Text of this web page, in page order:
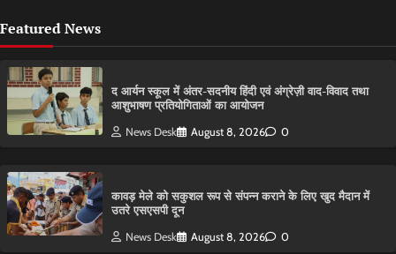
Featured News
द आर्यन स्कूल में अंतर-सदनीय हिंदी एवं अंग्रेज़ी वाद-विवाद तथा
आशुभाषण प्रतियोगिताओं का आयोजन
News Desk August 8, 2026 0
कावड़ मेले को सकुशल रूप से संपन्न कराने के लिए खुद मैदान में
उतरे एसएसपी दून
News Desk August 8, 2026 0